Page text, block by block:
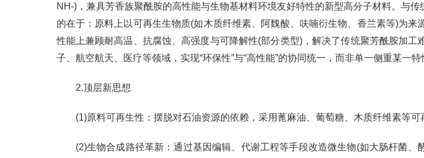
NH-)，兼具芳香族聚酰胺的高性能与生物基材料环境友好特性的新型高分子材料。与
的在于：原料上以可再生生物质(如木质纤维素、阿魏酸、呋喃衍生物、香兰素等)为
性能上兼顾耐高温、抗腐蚀、高强度与可降解性(部分类型)，解决了传统聚芳酰胺加
子、航空航天、医疗等领域，实现“环保性”与“高性能”的协同统一，而非单一侧重某一特
2.顶层新思想
(1)原料可再生性：摆脱对石油资源的依赖，采用蓖麻油、葡萄糖、木质纤维素等可
(2)生物合成路径革新：通过基因编辑、代谢工程等手段改造微生物(如大肠杆菌